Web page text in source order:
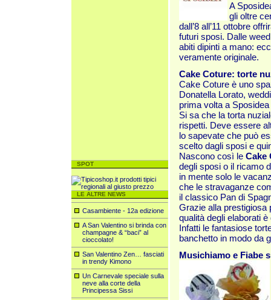
SPOT
LE ALTRE NEWS
Casambiente - 12a edizione
A San Valentino si brinda con
champagne & “baci” al
cioccolato!
San Valentino Zen… fasciati
in trendy Kimono
Un Carnevale speciale sulla
neve alla corte della
Principessa Sissi
A
gli oltre
dall’8 all’11 ottobre
futuri sposi. Dalle
abiti dipinti a mano:
veramente originale.
Cake Coture: torte
Cake Coture è uno
Donatella Lorato,
prima volta a
Si sa che la torta
rispetti. Deve essere
lo sapevate che può
scelto dagli sposi e
Nascono così le Cake
degli sposi o il ricamo
in mente solo le
che le stravaganze
il classico Pan di
Grazie alla prestigiosa
qualità degli elaborati
Infatti le fantasiose
banchetto in modo da
Musichiamo e Fiabe